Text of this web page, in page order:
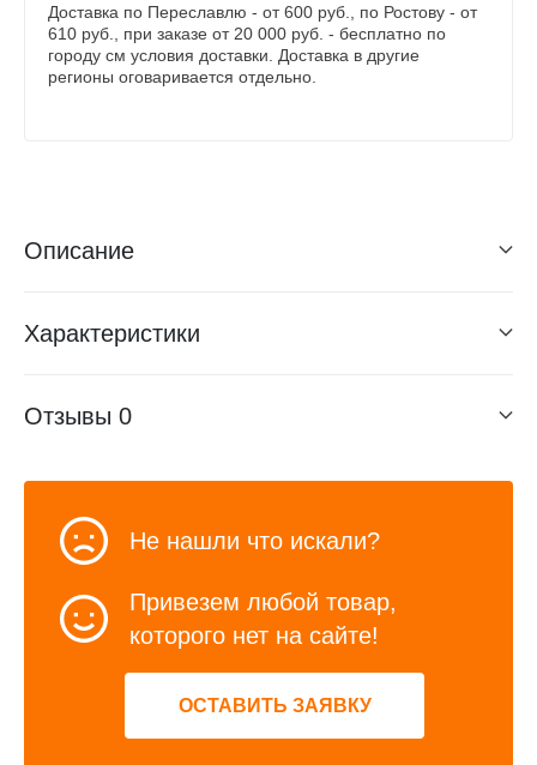
Доставка по Переславлю - от 600 руб., по Ростову - от
610 руб., при заказе от 20 000 руб. - бесплатно по
городу см условия доставки. Доставка в другие
регионы оговаривается отдельно.
Описание
Характеристики
Отзывы 0
Не нашли что искали?
Привезем любой товар,
которого нет на сайте!
ОСТАВИТЬ ЗАЯВКУ